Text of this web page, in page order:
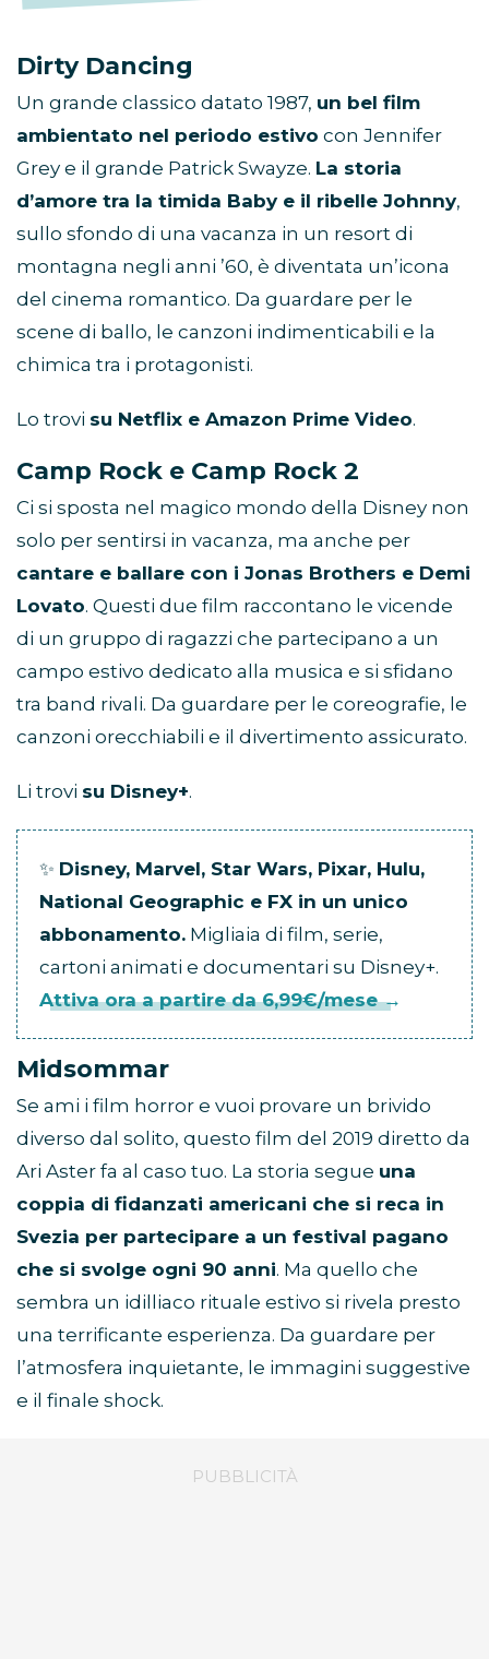
Dirty Dancing
Un grande classico datato 1987, un bel film
ambientato nel periodo estivo con Jennifer
Grey e il grande Patrick Swayze. La storia
d’amore tra la timida Baby e il ribelle Johnny,
sullo sfondo di una vacanza in un resort di
montagna negli anni ’60, è diventata un’icona
del cinema romantico. Da guardare per le
scene di ballo, le canzoni indimenticabili e la
chimica tra i protagonisti.
Lo trovi su Netflix e Amazon Prime Video.
Camp Rock e Camp Rock 2
Ci si sposta nel magico mondo della Disney non
solo per sentirsi in vacanza, ma anche per
cantare e ballare con i Jonas Brothers e Demi
Lovato. Questi due film raccontano le vicende
di un gruppo di ragazzi che partecipano a un
campo estivo dedicato alla musica e si sfidano
tra band rivali. Da guardare per le coreografie, le
canzoni orecchiabili e il divertimento assicurato.
Li trovi su Disney+.
✨ Disney, Marvel, Star Wars, Pixar, Hulu,
National Geographic e FX in un unico
abbonamento. Migliaia di film, serie,
cartoni animati e documentari su Disney+.
Attiva ora a partire da 6,99€/mese →
Midsommar
Se ami i film horror e vuoi provare un brivido
diverso dal solito, questo film del 2019 diretto da
Ari Aster fa al caso tuo. La storia segue una
coppia di fidanzati americani che si reca in
Svezia per partecipare a un festival pagano
che si svolge ogni 90 anni. Ma quello che
sembra un idilliaco rituale estivo si rivela presto
una terrificante esperienza. Da guardare per
l’atmosfera inquietante, le immagini suggestive
e il finale shock.